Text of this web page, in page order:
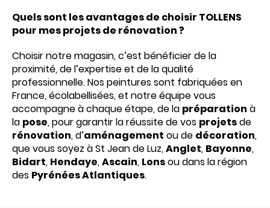
Quels sont les avantages de choisir TOLLENS
pour mes projets de rénovation ?
Choisir notre magasin, c’est bénéficier de la
proximité, de l’expertise et de la qualité
professionnelle. Nos peintures sont fabriquées en
France, écolabellisées, et notre équipe vous
accompagne à chaque étape, de la préparation à
la pose, pour garantir la réussite de vos projetsde
rénovation, d’aménagement ou de décoration,
que vous soyez à St Jean de Luz,Anglet, Bayonne,
Bidart, Hendaye,Ascain, Lonsou dans la région
des Pyrénées Atlantiques.